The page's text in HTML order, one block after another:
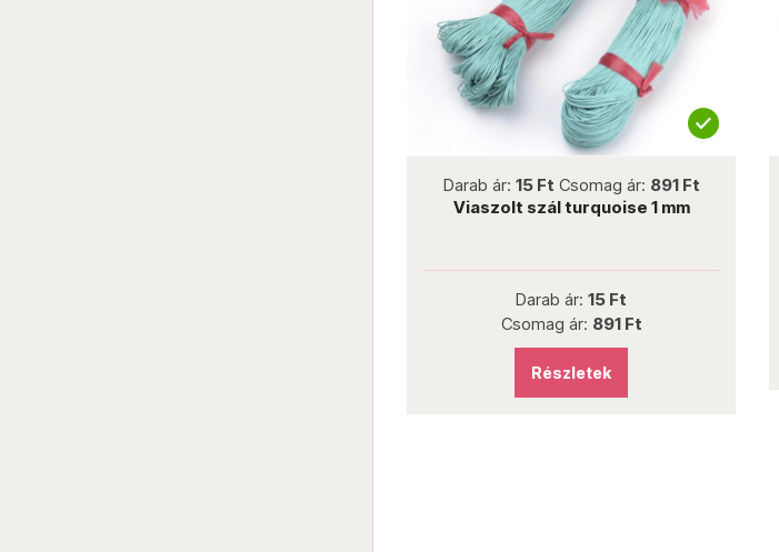
Darab ár: 15 Ft Csomag ár: 891 Ft
Viaszolt szál turquoise 1 mm
Darab ár: 15 Ft
Csomag ár: 891 Ft
Részletek